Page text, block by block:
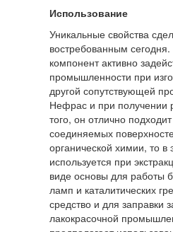
Использование
Уникальные свойства
востребованным
компонент активно
промышленности при
другой сопутствующей
Нефрас и при получении
того, он отлично
соединяемых
органической химии, то
используется при
виде основы для работы
ламп и каталитических
средство и для заправки
лакокрасочной